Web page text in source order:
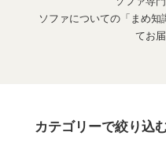
ソファについての「まめ知
てお
カテゴリーで絞り込